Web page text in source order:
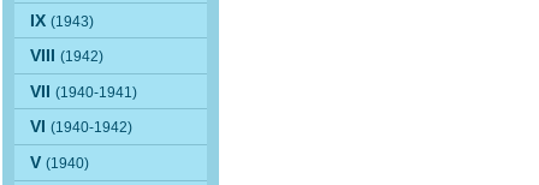
IX(1943)
VIII(1942)
VII(1940-1941)
VI(1940-1942)
V(1940)